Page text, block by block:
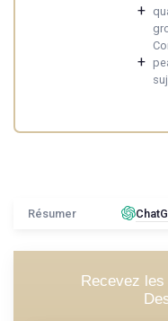
+
+
Résumer
Recevez